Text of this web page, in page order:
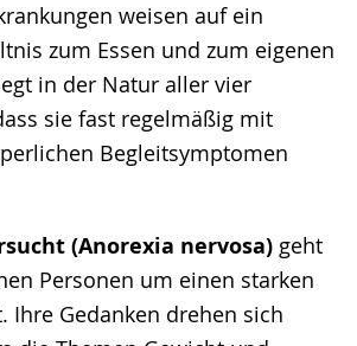
weisen auf ein
zum Essen und zum eigenen
in der Natur aller vier
sie fast regelmäßig mit
Begleitsymptomen
(Anorexia nervosa) geht
Personen um einen starken
Ihre Gedanken drehen sich